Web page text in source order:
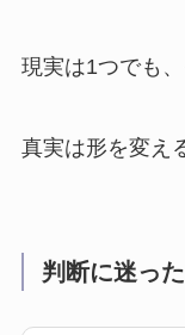
現実は1つでも
真実は形を変え
判断に迷っ